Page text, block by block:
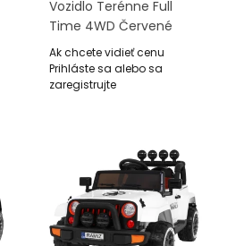
Vozidlo Terénne Full
Time 4WD Červené
Ak chcete vidieť cenu
Prihláste sa alebo sa
zaregistrujte